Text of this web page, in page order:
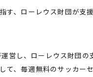
す、ローレウス財団が支
し、ローレウス財団の
て、毎週無料のサッカー